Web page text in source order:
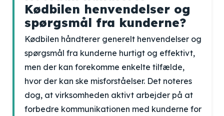
Kødbilen henvendelser og
spørgsmål fra kunderne?
Kødbilen håndterer generelt henvendelser og
spørgsmål fra kunderne hurtigt og effektivt,
men der kan forekomme enkelte tilfælde,
hvor der kan ske misforståelser. Det noteres
dog, at virksomheden aktivt arbejder på at
forbedre kommunikationen med kunderne for